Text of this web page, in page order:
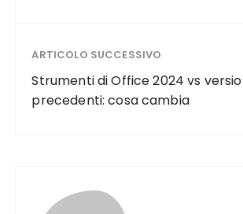
ARTICOLO SUCCESSIVO
Strumenti di Office 2024 vs
precedenti: cosa cambia